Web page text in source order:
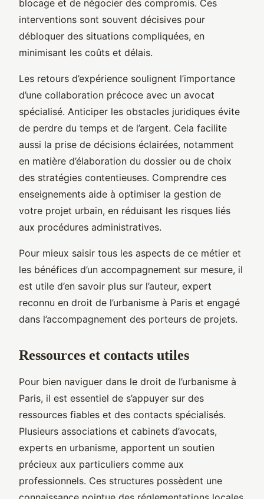
blocage et de négocier des compromis. Ces
interventions sont souvent décisives pour
débloquer des situations compliquées, en
minimisant les coûts et délais.
Les retours d’expérience soulignent l’importance
d’une collaboration précoce avec un avocat
spécialisé. Anticiper les obstacles juridiques évite
de perdre du temps et de l’argent. Cela facilite
aussi la prise de décisions éclairées, notamment
en matière d’élaboration du dossier ou de choix
des stratégies contentieuses. Comprendre ces
enseignements aide à optimiser la gestion de
votre projet urbain, en réduisant les risques liés
aux procédures administratives.
Pour mieux saisir tous les aspects de ce métier et
les bénéfices d’un accompagnement sur mesure, il
est utile d’en savoir plus sur l’auteur, expert
reconnu en droit de l’urbanisme à Paris et engagé
dans l’accompagnement des porteurs de projets.
Ressources et contacts utiles
Pour bien naviguer dans le droit de l’urbanisme à
Paris, il est essentiel de s’appuyer sur des
ressources fiables et des contacts spécialisés.
Plusieurs associations et cabinets d’avocats,
experts en urbanisme, apportent un soutien
précieux aux particuliers comme aux
professionnels. Ces structures possèdent une